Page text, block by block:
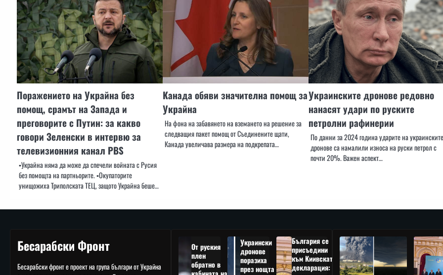
Поражението на Украйна без
помощ, срамът на Запада и
преговорите с Путин: за какво
говори Зеленски в интервю за
телевизионния канал PBS
▪️Украйна няма да може да спечели войната с Русия
без помощта на партньорите. ▪️Окупаторите
унищожиха Триполската ТЕЦ, защото Украйна беше…
Канада обяви значителна помощ за
Украйна
На фона на забавянето на вземането на решение за
следващия пакет помощ от Съединените щати,
Канада увеличава размера на подкрепата…
Украинските дронове редовно
нанасят удари по руските
петролни рафинерии
По данни за 2024 година ударите на украинските
дронове са намалили износа на руски петрол с
почти 20%. Важен аспект…
Бесарабски Фронт
Бесарабски фронт е проект на група българи от Украйна
От руския
плен
обратно в
Украински
дронове
поразиха
през нощта
България се
присъедини
към Киивската
декларация: